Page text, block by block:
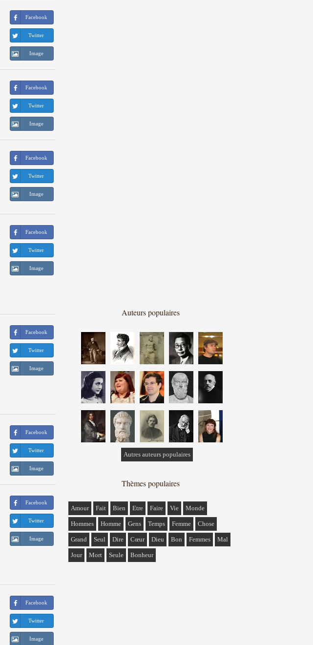
Facebook
Twitter
Image
Facebook
Twitter
Image
Facebook
Twitter
Image
Facebook
Twitter
Image
Facebook
Twitter
Image
Facebook
Twitter
Image
Facebook
Twitter
Image
Facebook
Twitter
Image
Auteurs populaires
Autres auteurs populaires
Thèmes populaires
Amour Fait Bien Etre Faire Vie Monde
Hommes Homme Gens Temps Femme Chose
Grand Seul Dire Cœur Dieu Bon Femmes Mal
Jour Mort Seule Bonheur